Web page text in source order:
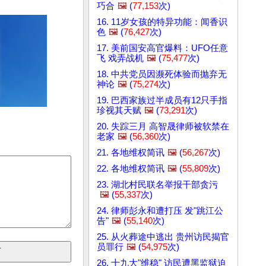
巧合 🖼️ (77,153次)
16. 11岁女孩的特异功能：闻香识
色 🖼️ (76,427次)
17. 美前国安高官爆料：UFO任意
飞 戏弄战机 🖼️ (75,477次)
18. 中共党员因濒死体验而抛弃无
神论 🖼️ (75,274次)
19. 巴西家族过半成员有12只手指
珍视其天赋 🖼️ (73,291次)
20. 失踪三月 高智晟律师被软禁在
老家 🖼️ (56,360次)
21. 各地维权简讯 🖼️ (56,267次)
22. 各地维权简讯 🖼️ (55,809次)
23. 湖北村民联名举报干部贪污
🖼️ (55,337次)
24. 律师彭永和遭打压 发"跳江公
告" 🖼️ (55,140次)
25. 从火葬途中逃出 贵州访民揭官
员罪行 🖼️ (54,975次)
26. 十九大"维稳" 访民遭黑监狱迫